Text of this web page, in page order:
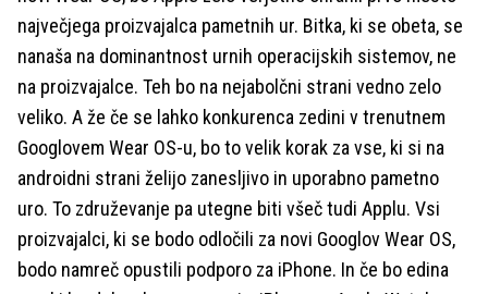
največjega proizvajalca pametnih ur. Bitka, ki se obeta, se
nanaša na dominantnost urnih operacijskih sistemov, ne
na proizvajalce. Teh bo na nejabolčni strani vedno zelo
veliko. A že če se lahko konkurenca zedini v trenutnem
Googlovem Wear OS-u, bo to velik korak za vse, ki si na
androidni strani želijo zanesljivo in uporabno pametno
uro. To združevanje pa utegne biti všeč tudi Applu. Vsi
proizvajalci, ki se bodo odločili za novi Googlov Wear OS,
bodo namreč opustili podporo za iPhone. In če bo edina